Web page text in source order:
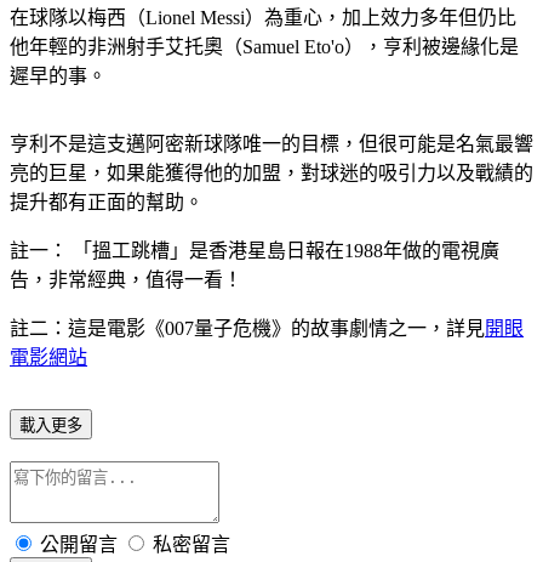
在球隊以梅西（Lionel Messi）為重心，加上效力多年但仍比
他年輕的非洲射手艾托奧（Samuel Eto'o），亨利被邊緣化是
遲早的事。
亨利不是這支邁阿密新球隊唯一的目標，但很可能是名氣最響
亮的巨星，如果能獲得他的加盟，對球迷的吸引力以及戰績的
提升都有正面的幫助。
註一： 「搵工跳槽」是香港星島日報在1988年做的電視廣
告，非常經典，值得一看！
註二：這是電影《007量子危機》的故事劇情之一，詳見開眼
電影網站
載入更多
公開留言 私密留言